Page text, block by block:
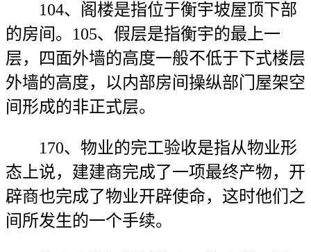
104、阁楼是指位于衡宇坡屋顶下部
的房间。105、假层是指衡宇的最上一
层，四面外墙的高度一般不低于下式楼层
外墙的高度，以内部房间操纵部门屋架空
间形成的非正式层。
170、物业的完工验收是指从物业形
态上说，建建商完成了一项最终产物，开
辟商也完成了物业开辟使命，这时他们之
间所发生的一个手续。